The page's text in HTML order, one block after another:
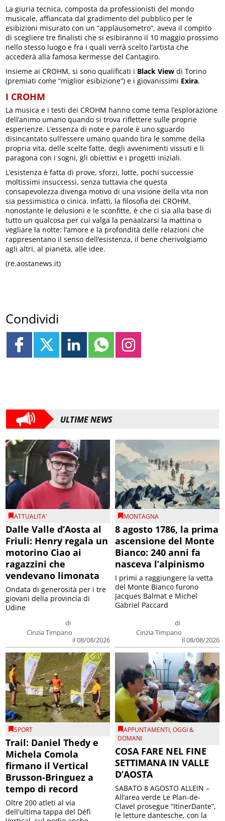
La giuria tecnica, composta da professionisti del mondo
musicale, affiancata dal gradimento del pubblico per le
esibizioni misurato con un “applausometro”, aveva il compito
di scegliere tre finalisti che si esibiranno il 10 maggio prossimo
nello stesso luogo e fra i quali verrà scelto l’artista che
accederà alla famosa kermesse del Cantagiro.
Insieme ai CROHM, si sono qualificati i Black View di Torino
(premiati come “miglior esibizione”) e i giovanissimi Exira.
I CROHM
La musica e i testi dei CROHM hanno come tema l’esplorazione
dell’animo umano quando si trova riflettere sulle proprie
esperienze. L’essenza di note e parole è uno sguardo
disincantato sull’essere umano quando tira le somme della
propria vita, delle scelte fatte, degli avvenimenti vissuti e li
paragona con i sogni, gli obiettivi e i progetti iniziali.
L’esistenza è fatta di prove, sforzi, lotte, pochi successie
moltissimi insuccessi, senza tuttavia che questa
consapevolezza divenga motivo di una visione della vita non
sia pessimistica o cinica. Infatti, la filosofia dei CROHM,
nonostante le delusioni e le sconfitte, è che ci sia alla base di
tutto un qualcosa per cui valga la penaalzarsi la mattina o
vegliare la notte: l’amore e la profondità delle relazioni che
rappresentano il senso dell’esistenza, il bene cherivolgiamo
agli altri, al pianeta, alle idee.
(re.aostanews.it)
Condividi
ULTIME NEWS
ATTUALITA'
Dalle Valle d’Aosta al
Friuli: Henry regala un
motorino Ciao ai
ragazzini che
vendevano limonata
di
Cinzia Timpano
il 08/08/2026
Ondata di generosità per i tre
giovani della provincia di
Udine
MONTAGNA
8 agosto 1786, la prima
ascensione del Monte
Bianco: 240 anni fa
nasceva l’alpinismo
di
Cinzia Timpano
il 08/08/2026
I primi a raggiungere la vetta
del Monte Bianco furono
Jacques Balmat e Michel
Gabriel Paccard
SPORT
Trail: Daniel Thedy e
Michela Comola
firmano il Vertical
Brusson-Bringuez a
tempo di record
Oltre 200 atleti al via
dell'ultima tappa del Défì
APPUNTAMENTI,OGGI &
DOMANI
COSA FARE NEL FINE
SETTIMANA IN VALLE
D’AOSTA
SABATO 8 AGOSTO ALLEIN –
All’area verde Le Plan-de-
Clavel prosegue “ItinerDante”,
le letture dantesche, con la